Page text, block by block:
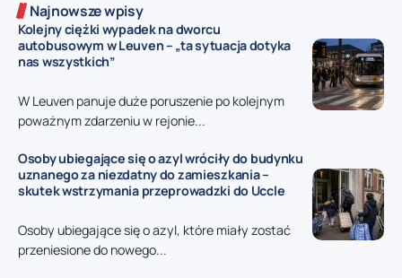
Najnowsze wpisy
Kolejny ciężki wypadek na dworcu
autobusowym w Leuven – „ta sytuacja dotyka
nas wszystkich”
W Leuven panuje duże poruszenie po kolejnym
poważnym zdarzeniu w rejonie...
Osoby ubiegające się o azyl wróciły do budynku
uznanego za niezdatny do zamieszkania –
skutek wstrzymania przeprowadzki do Uccle
Osoby ubiegające się o azyl, które miały zostać
przeniesione do nowego...